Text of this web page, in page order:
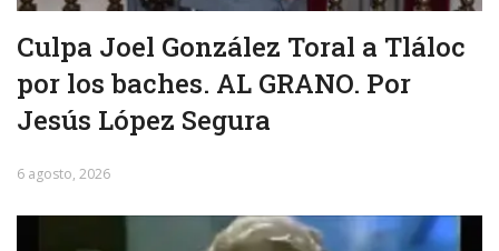
Culpa Joel González Toral a Tláloc
por los baches. AL GRANO. Por
Jesús López Segura
6 agosto, 2026